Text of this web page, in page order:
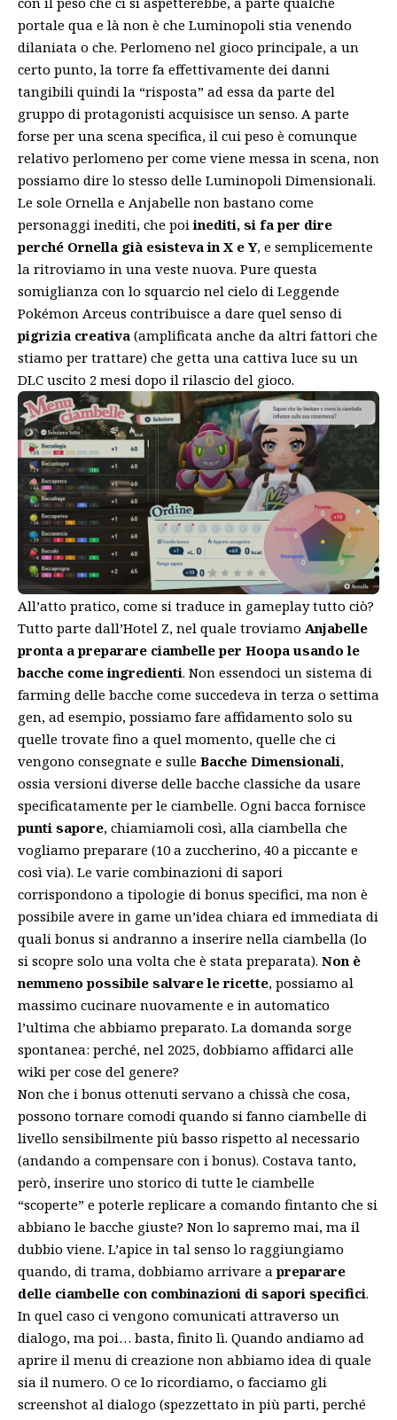
portale qua e là non è che Luminopoli stia venendo
dilaniata o che. Perlomeno nel gioco principale, a un
certo punto, la torre fa effettivamente dei danni
tangibili quindi la “risposta” ad essa da parte del
gruppo di protagonisti acquisisce un senso. A parte
forse per una scena specifica, il cui peso è comunque
relativo perlomeno per come viene messa in scena, non
possiamo dire lo stesso delle Luminopoli Dimensionali.
Le sole Ornella e Anjabelle non bastano come
personaggi inediti, che poiinediti, si fa per dire
perché Ornella già esisteva in X e Y, e semplicemente
la ritroviamo in una veste nuova. Pure questa
somiglianza con lo squarcio nel cielo di Leggende
Pokémon Arceus contribuisce a dare quel senso di
pigrizia creativa (amplificata anche da altri fattori che
stiamo per trattare) che getta una cattiva luce su un
DLC uscito 2 mesi dopo il rilascio del gioco.
All’atto pratico, come si traduce in gameplay tutto ciò?
Tutto parte dall’Hotel Z, nel quale troviamo Anjabelle
pronta a preparare ciambelle per Hoopa usando le
bacche come ingredienti. Non essendoci un sistema di
farming delle bacche come succedeva in terza o settima
gen, ad esempio, possiamo fare affidamento solo su
quelle trovate fino a quel momento, quelle che ci
vengono consegnate e sulle Bacche Dimensionali,
ossia versioni diverse delle bacche classiche da usare
specificatamente per le ciambelle. Ogni bacca fornisce
punti sapore, chiamiamoli così, alla ciambella che
vogliamo preparare (10 a zuccherino, 40 a piccante e
così via). Le varie combinazioni di sapori
corrispondono a tipologie di bonus specifici, ma non è
possibile avere in game un’idea chiara ed immediata di
quali bonus si andranno a inserire nella ciambella (lo
si scopre solo una volta che è stata preparata). Non è
nemmeno possibile salvare le ricette, possiamo al
massimo cucinare nuovamente e in automatico
l’ultima che abbiamo preparato. La domanda sorge
spontanea: perché, nel 2025, dobbiamo affidarci alle
wiki per cose del genere?
Non che i bonus ottenuti servano a chissà che cosa,
possono tornare comodi quando si fanno ciambelle di
livello sensibilmente più basso rispetto al necessario
(andando a compensare con i bonus). Costava tanto,
però, inserire uno storico di tutte le ciambelle
“scoperte” e poterle replicare a comando fintanto che si
abbiano le bacche giuste? Non lo sapremo mai, ma il
dubbio viene. L’apice in tal senso lo raggiungiamo
quando, di trama, dobbiamo arrivare apreparare
delle ciambelle con combinazioni di sapori specifici.
In quel caso ci vengono comunicati attraverso un
dialogo, ma poi… basta, finito lì. Quando andiamo ad
aprire il menu di creazione non abbiamo idea di quale
sia il numero. O ce lo ricordiamo, o facciamo gli
screenshot al dialogo (spezzettato in più parti, perché